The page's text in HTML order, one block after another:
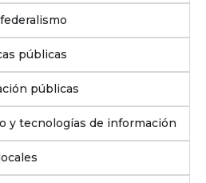
públicas
públicas
y tecnologías de información